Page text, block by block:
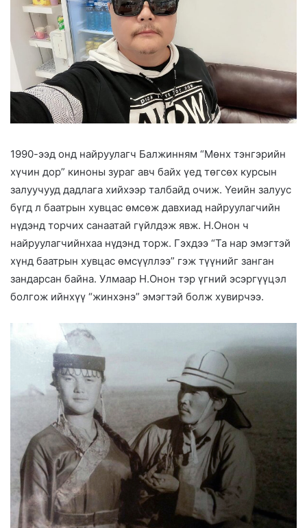
1990-ээд онд найруулагч Балжинням “Мөнх тэнгэрийн
хүчин дор” киноны зураг авч байх үед төгсөх курсын
залуучууд дадлага хийхээр талбайд очиж. Үеийн залуус
бүгд л баатрын хувцас өмсөж давхиад найруулагчийн
нүдэнд торчих санаатай гүйлдэж явж. Н.Онон ч
найруулагчийнхаа нүдэнд торж. Гэхдээ “Та нар эмэгтэй
хүнд баатрын хувцас өмсүүллээ” гэж түүнийг занган
зандарсан байна. Улмаар Н.Онон тэр үгний эсэргүүцэл
болгож ийнхүү “жинхэнэ” эмэгтэй болж хувирчээ.